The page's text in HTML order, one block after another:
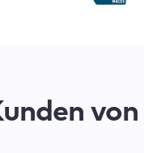
von